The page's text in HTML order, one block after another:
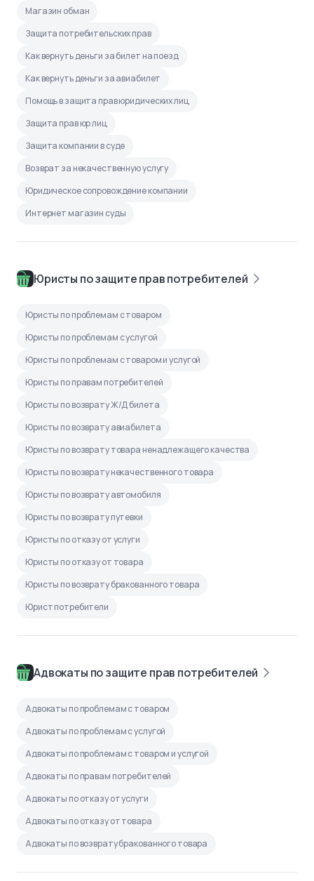
Магазин обман
Защита потребительских прав
Как вернуть деньги за билет на поезд
Как вернуть деньги за авиабилет
Помощь в защита прав юридических лиц
Защита прав юр лиц
Защита компании в суде
Возврат за некачественную услугу
Юридическое сопровождение компании
Интернет магазин суды
Юристы по защите прав потребителей
Юристы по проблемам с товаром
Юристы по проблемам с услугой
Юристы по проблемам с товаром и услугой
Юристы по правам потребителей
Юристы по возврату Ж/Д билета
Юристы по возврату авиабилета
Юристы по возврату товара ненадлежащего качества
Юристы по возврату некачественного товара
Юристы по возврату автомобиля
Юристы по возврату путевки
Юристы по отказу от услуги
Юристы по отказу от товара
Юристы по возврату бракованного товара
Юрист потребители
Адвокаты по защите прав потребителей
Адвокаты по проблемам с товаром
Адвокаты по проблемам с услугой
Адвокаты по проблемам с товаром и услугой
Адвокаты по правам потребителей
Адвокаты по отказу от услуги
Адвокаты по отказу от товара
Адвокаты по возврату бракованного товара